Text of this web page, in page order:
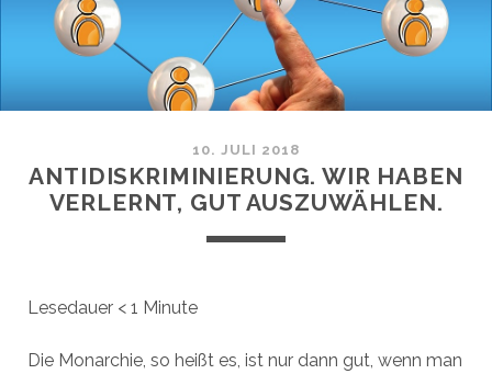
10. JULI 2018
ANTIDISKRIMINIERUNG. WIR HABEN
VERLERNT, GUT AUSZUWÄHLEN.
Lesedauer < 1 Minute
Die Monarchie, so heißt es, ist nur dann gut, wenn man